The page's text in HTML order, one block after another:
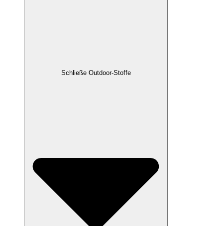
Schließe Outdoor-Stoffe